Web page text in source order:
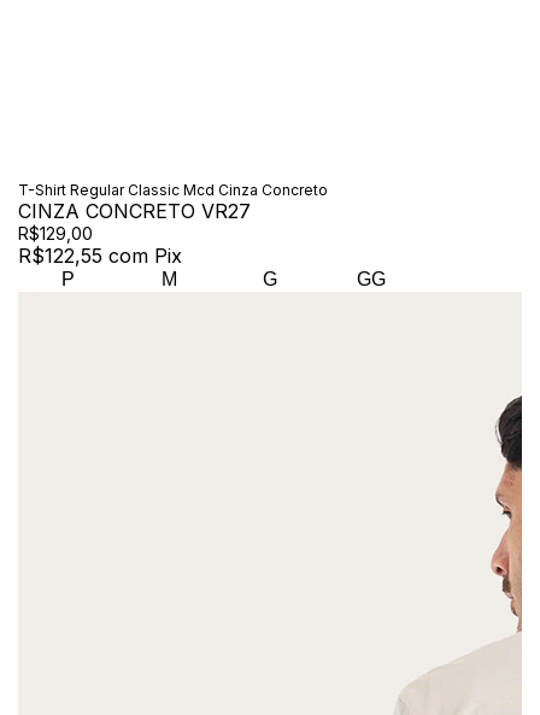
T-Shirt Regular Classic Mcd Cinza Concreto
CINZA CONCRETO VR27
R$129,00
R$122,55 com Pix
P M G GG